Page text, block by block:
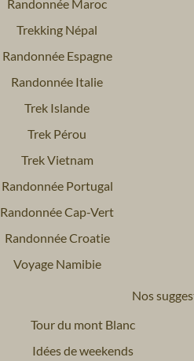
Randonnée Maroc
Trekking Népal
Randonnée Espagne
Randonnée Italie
Trek Islande
Trek Pérou
Trek Vietnam
Randonnée Portugal
Randonnée Cap-Vert
Randonnée Croatie
Voyage Namibie
Nos
Tour du mont Blanc
Idées de weekends